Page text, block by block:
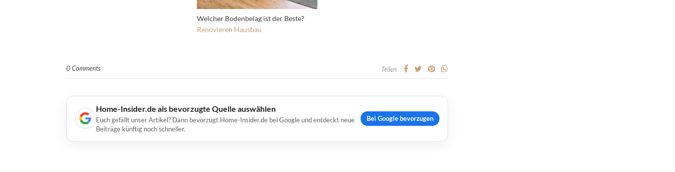
Welcher Bodenbelag ist der Beste?
Renovieren Hausbau
0 Comments Teilen
Home-Insider.de als bevorzugte Quelle auswählen
Euch gefällt unser Artikel? Dann bevorzugt Home-Insider.de bei Google und entdeckt neue
Beiträge künftig noch schneller.
Bei Google bevorzugen